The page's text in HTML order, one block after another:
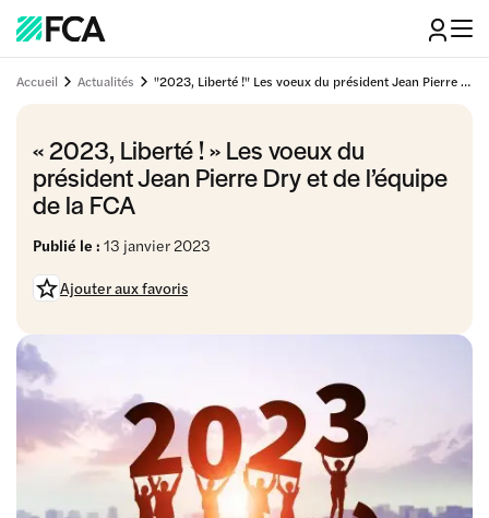
Accueil Actualités "2023, Liberté !" Les voeux du président Jean Pierre Dry et de l'équipe de la FCA
« 2023, Liberté ! » Les voeux du
président Jean Pierre Dry et de l’équipe
de la FCA
Publié le : 13 janvier 2023
Ajouter aux favoris